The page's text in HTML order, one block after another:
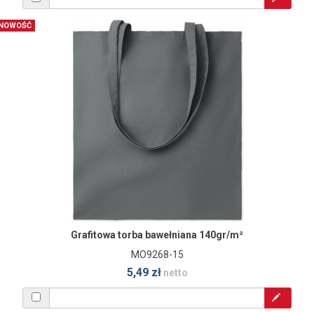
Grafitowa torba bawełniana 140gr/m²
MO9268-15
5,49 złnetto